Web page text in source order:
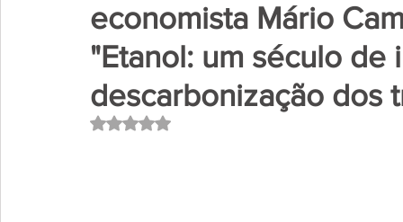
economista Mário
"Etanol: um século de
descarbonização dos
Avaliado com NaN de 5 estrelas.